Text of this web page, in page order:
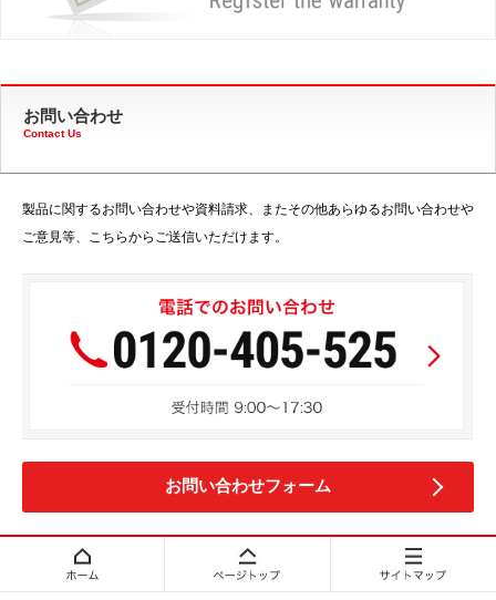
お問い合わせ
Contact Us
製品に関するお問い合わせや資料請求、またその他あらゆるお問い合わせや
ご意見等、こちらからご送信いただけます。
お問い合わせフォーム